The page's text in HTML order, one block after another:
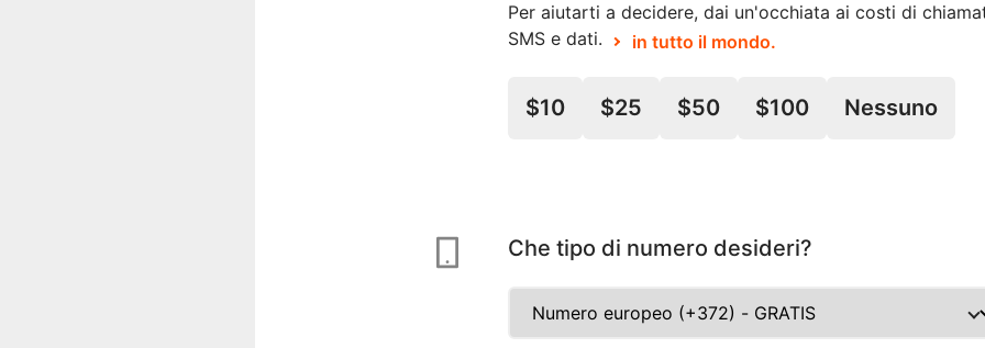
Per aiutarti a decidere, dai un'occhiata ai costi di
SMS e dati.
in tutto il mondo.
$10 $25 $50 $100 Nessuno
Che tipo di numero desideri?